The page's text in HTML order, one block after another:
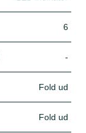
6
-
Fold ud
Fold ud